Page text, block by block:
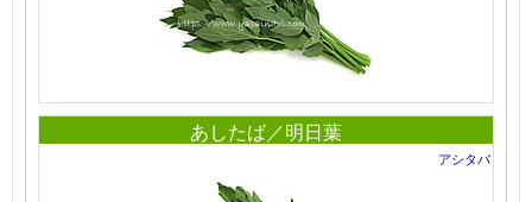
あしたば／明日葉
アシタバ